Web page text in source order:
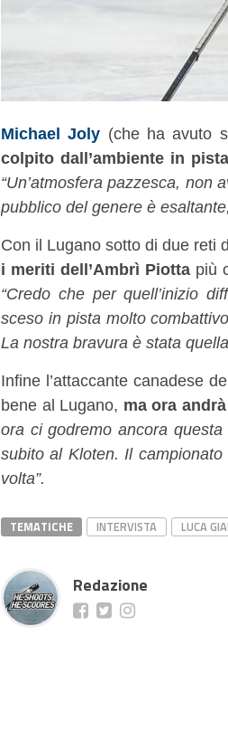
Michael Joly (che ha avuto
colpito dall’ambiente in pista
“Un’atmosfera pazzesca,
pubblico del genere è
Con il Lugano sotto di due reti
i meriti dell’Ambrì Piotta più
“Credo che per quell’inizio
sceso in pista molto
La nostra bravura è stata
Infine l’attaccante canadese
bene al Lugano, ma ora
ora ci godremo ancora
subito al Kloten. Il
volta”.
TEMATICHE INTERVISTA LUCA
Redazione